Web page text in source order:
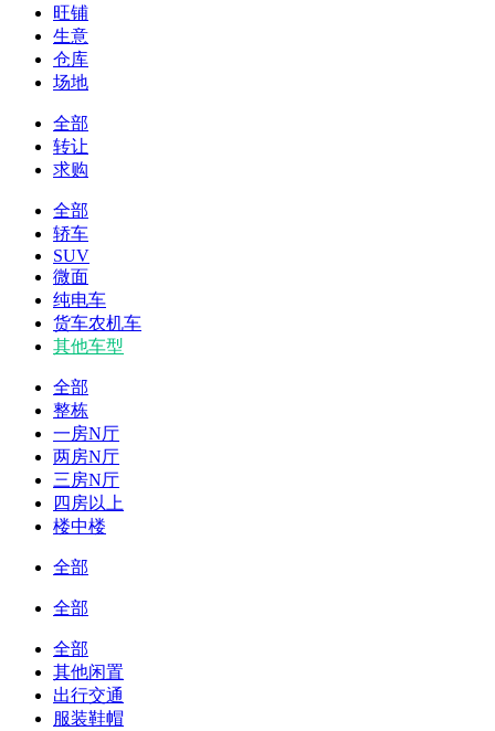
旺铺
生意
仓库
场地
全部
转让
求购
全部
轿车
SUV
微面
纯电车
货车农机车
其他车型
全部
整栋
一房N厅
两房N厅
三房N厅
四房以上
楼中楼
全部
全部
全部
其他闲置
出行交通
服装鞋帽